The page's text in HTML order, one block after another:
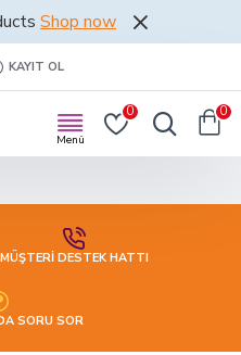
Shop now
KAYIT OL
0 0
MÜŞTERİ DESTEK HATTI
SORU SOR